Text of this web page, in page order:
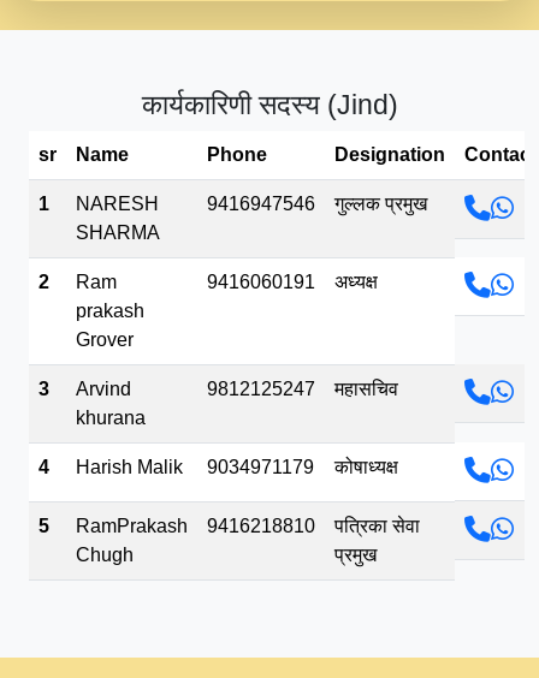
सपरहट भजन 2021 - तर अखय ह जद भर बहर ज म
सपरहट शयम भजन - जय जय शयम जय जय शयम
भव.mp3
कार्यकारिणी सदस्य (Jind)
sr Name Phone Designation Contact
1
NARESH
SHARMA
9416947546 गुल्लक प्रमुख
2
Ram
prakash
Grover
9416060191 अध्यक्ष
3
Arvind
khurana
9812125247 महासचिव
4 Harish Malik 9034971179 कोषाध्यक्ष
5
RamPrakash
Chugh
9416218810
पत्रिका सेवा
प्रमुख